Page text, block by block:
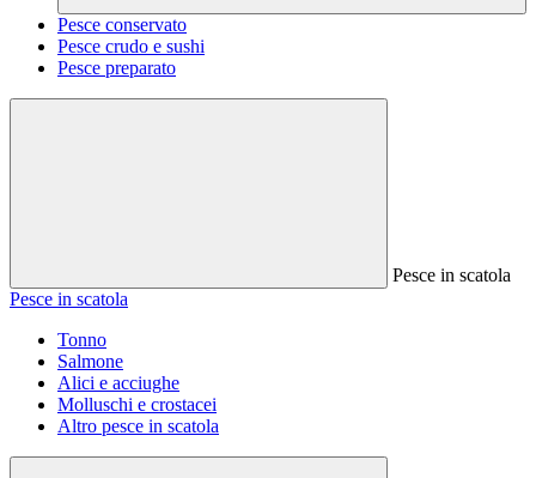
Pesce conservato
Pesce crudo e sushi
Pesce preparato
Pesce in scatola
Pesce in scatola
Tonno
Salmone
Alici e acciughe
Molluschi e crostacei
Altro pesce in scatola